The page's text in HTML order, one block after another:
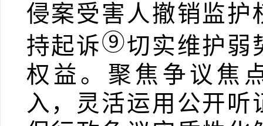
侵案受害人撤销监护
持起诉⑨切实维护弱
权益。聚焦争议焦
入，灵活运用公开听